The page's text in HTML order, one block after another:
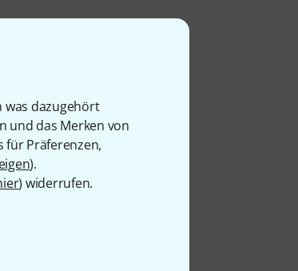
was dazugehört
und das Merken von
für Präferenzen,
).
) widerrufen.